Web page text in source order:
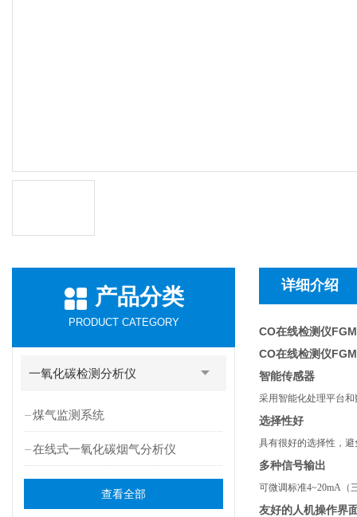
产品分类
PRODUCT CATEGORY
一氧化碳检测分析仪
煤气监测系统
在线式一氧化碳烟气分析仪
查看全部
详细介绍
CO在线检测仪
CO在线检测仪
智能传感器
采用智能化处理平台
选择性好
具有很好的选择性，
多种信号输出
可微调标准4~20mA（
友好的人机操作界